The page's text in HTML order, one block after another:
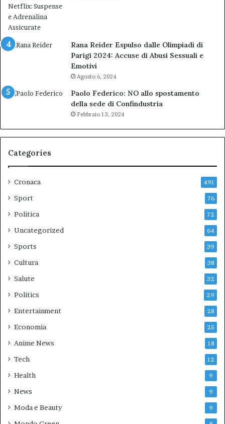
Rana Reider Espulso dalle Olimpiadi di
Parigi 2024: Accuse di Abusi Sessuali e
Emotivi
Agosto 6, 2024
Paolo Federico: NO allo spostamento
della sede di Confindustria
Febbraio 13, 2024
Categories
Cronaca 491
Sport 76
Politica 72
Uncategorized 64
Sports 39
Cultura 38
Salute 32
Politics 29
Entertainment 28
Economia 25
Anime News 18
Tech 12
Health 9
News 9
Moda e Beauty 9